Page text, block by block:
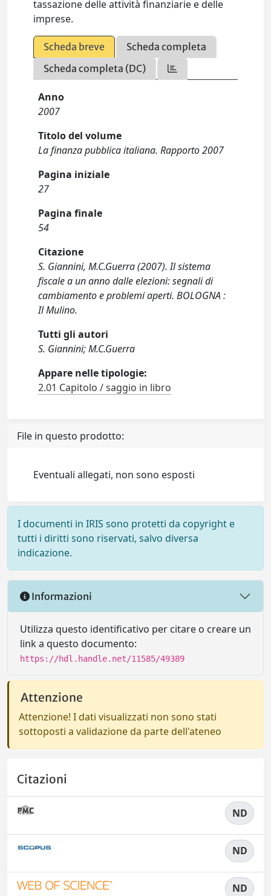
tassazione delle attività finanziarie e delle
imprese.
Scheda breve
Scheda completa
Scheda completa (DC)
Anno
2007
Titolo del volume
La finanza pubblica italiana. Rapporto 2007
Pagina iniziale
27
Pagina finale
54
Citazione
S. Giannini, M.C.Guerra (2007). Il sistema
fiscale a un anno dalle elezioni: segnali di
cambiamento e problemi aperti. BOLOGNA :
Il Mulino.
Tutti gli autori
S. Giannini; M.C.Guerra
Appare nelle tipologie:
2.01 Capitolo / saggio in libro
File in questo prodotto:
Eventuali allegati, non sono esposti
I documenti in IRIS sono protetti da copyright e
tutti i diritti sono riservati, salvo diversa
indicazione.
Informazioni
Utilizza questo identificativo per citare o creare un
link a questo documento:
https://hdl.handle.net/11585/49389
Attenzione
Attenzione! I dati visualizzati non sono stati
sottoposti a validazione da parte dell'ateneo
Citazioni
ND
ND
ND